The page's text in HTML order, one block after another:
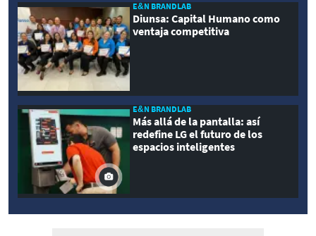
E&N BRANDLAB
Diunsa: Capital Humano como
ventaja competitiva
E&N BRANDLAB
Más allá de la pantalla: así
redefine LG el futuro de los
espacios inteligentes